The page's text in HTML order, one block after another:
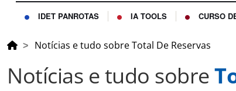
IDET PANROTAS IA TOOLS CURSO
Notícias e tudo sobre Total De Reservas
Notícias e tudo sobre